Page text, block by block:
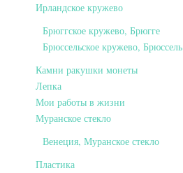
Ирландское кружево
Брюггское кружево, Брюгге
Брюссельское кружево, Брюссель
Камни ракушки монеты
Лепка
Мои работы в жизни
Муранское стекло
Венеция, Муранское стекло
Пластика